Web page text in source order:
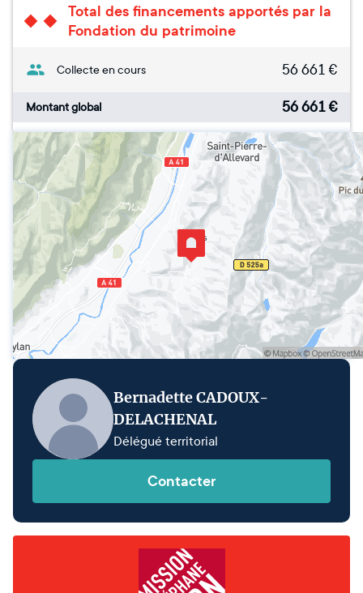
Total des financements apportés par la
Fondation du patrimoine
Collecte en cours 56 661 €
Montant global 56 661€
Bernadette CADOUX-
DELACHENAL
Délégué territorial
Contacter